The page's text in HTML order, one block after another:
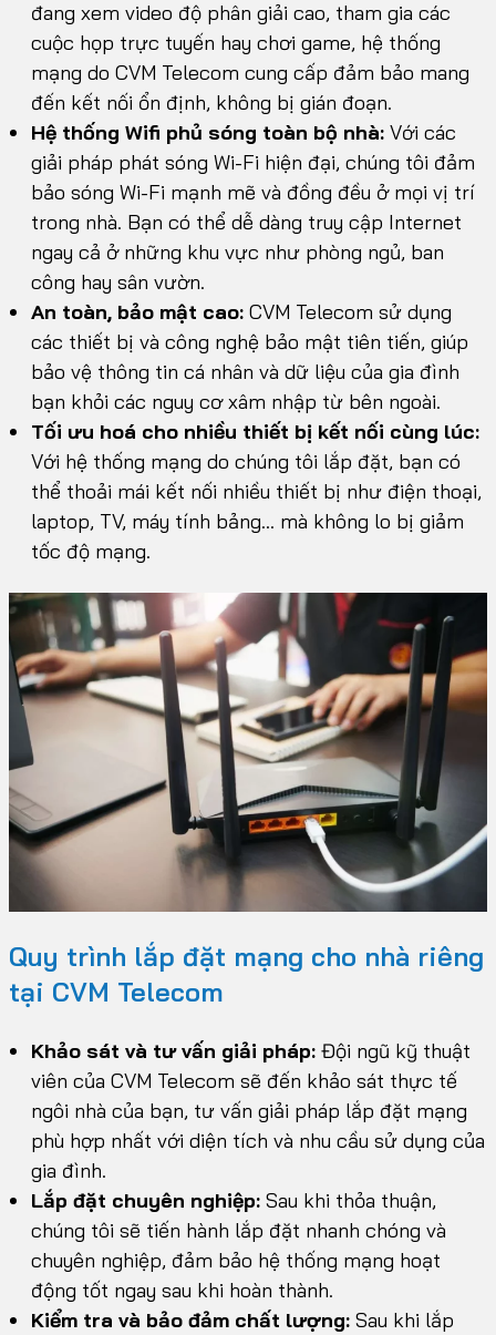
đang xem video độ phân giải cao, tham gia các
cuộc họp trực tuyến hay chơi game, hệ thống
mạng do CVM Telecom cung cấp đảm bảo mang
đến kết nối ổn định, không bị gián đoạn.
Hệ thống Wifi phủ sóng toàn bộ nhà: Với các
giải pháp phát sóng Wi-Fi hiện đại, chúng tôi đảm
bảo sóng Wi-Fi mạnh mẽ và đồng đều ở mọi vị trí
trong nhà. Bạn có thể dễ dàng truy cập Internet
ngay cả ở những khu vực như phòng ngủ, ban
công hay sân vườn.
An toàn, bảo mật cao: CVM Telecom sử dụng
các thiết bị và công nghệ bảo mật tiên tiến, giúp
bảo vệ thông tin cá nhân và dữ liệu của gia đình
bạn khỏi các nguy cơ xâm nhập từ bên ngoài.
Tối ưu hoá cho nhiều thiết bị kết nối cùng lúc:
Với hệ thống mạng do chúng tôi lắp đặt, bạn có
thể thoải mái kết nối nhiều thiết bị như điện thoại,
laptop, TV, máy tính bảng… mà không lo bị giảm
tốc độ mạng.
Quy trình lắp đặt mạng cho nhà riêng
tại CVM Telecom
Khảo sát và tư vấn giải pháp: Đội ngũ kỹ thuật
viên của CVM Telecom sẽ đến khảo sát thực tế
ngôi nhà của bạn, tư vấn giải pháp lắp đặt mạng
phù hợp nhất với diện tích và nhu cầu sử dụng của
gia đình.
Lắp đặt chuyên nghiệp: Sau khi thỏa thuận,
chúng tôi sẽ tiến hành lắp đặt nhanh chóng và
chuyên nghiệp, đảm bảo hệ thống mạng hoạt
động tốt ngay sau khi hoàn thành.
Kiểm tra và bảo đảm chất lượng: Sau khi lắp